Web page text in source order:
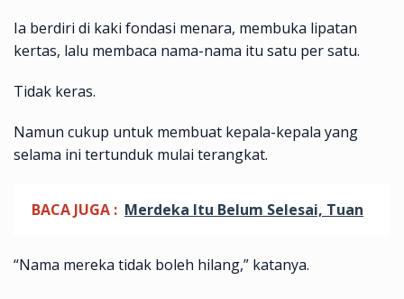
Ia berdiri di kaki fondasi menara, membuka lipatan
kertas, lalu membaca nama-nama itu satu per satu.
Tidak keras.
Namun cukup untuk membuat kepala-kepala yang
selama ini tertunduk mulai terangkat.
BACA JUGA : Merdeka Itu Belum Selesai, Tuan
“Nama mereka tidak boleh hilang,” katanya.